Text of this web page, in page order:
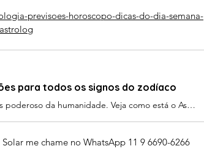
previsoes-horoscopo-dicas-do-dia-semana-
para todos os signos do zodíaco
A Astrologia é o GPS mais poderoso da humanidade. Veja como está o Astral Agora e as dicas para o seu signo. Leia sempre o Ascendente antes.
me chame no WhatsApp 11 9 6690-6266